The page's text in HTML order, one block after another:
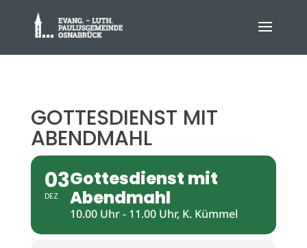
GOTTESDIENST MIT
ABENDMAHL
03
DEZ
Gottesdienst mit
Abendmahl
10.00 Uhr - 11.00 Uhr, K. Kümmel